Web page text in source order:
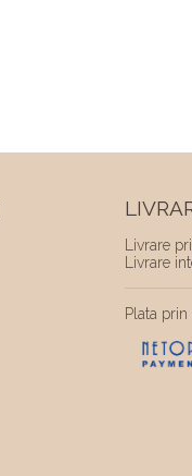
Livrare
Livrare
Plata